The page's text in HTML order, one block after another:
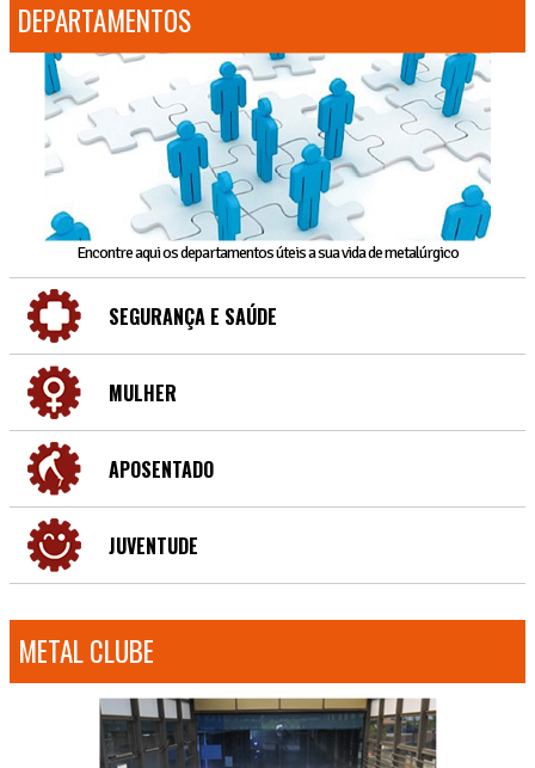
DEPARTAMENTOS
Encontre aqui os departamentos úteis a sua vida de metalúrgico
SEGURANÇA E SAÚDE
MULHER
APOSENTADO
JUVENTUDE
METAL CLUBE